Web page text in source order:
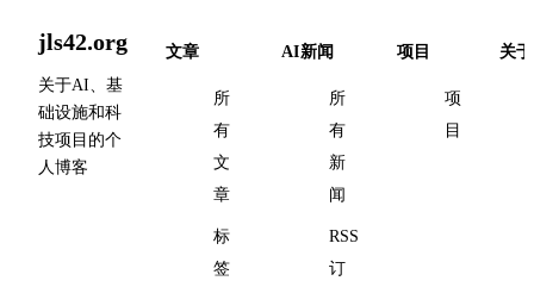
jls42.org
关于AI、基
础设施和科
技项目的个
人博客
文章
所
有
文
章
标
签
AI新闻
所
有
新
闻
RSS
订
项目
项
目
关于